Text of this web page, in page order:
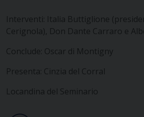
Interventi: Italia Buttiglione
Cerignola), Don Dante Carraro e
Conclude: Oscar di Montigny
Presenta: Cinzia del Corral
Locandina del Seminario